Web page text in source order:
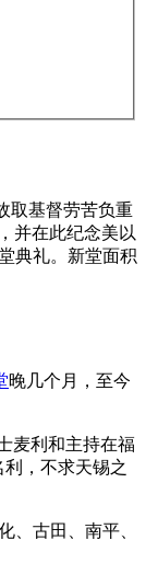
取基督劳苦负重
并在此纪念美以
典礼。新堂面积
晚几个月，至今
麦利和主持在福
，不求天锡之
、古田、南平、